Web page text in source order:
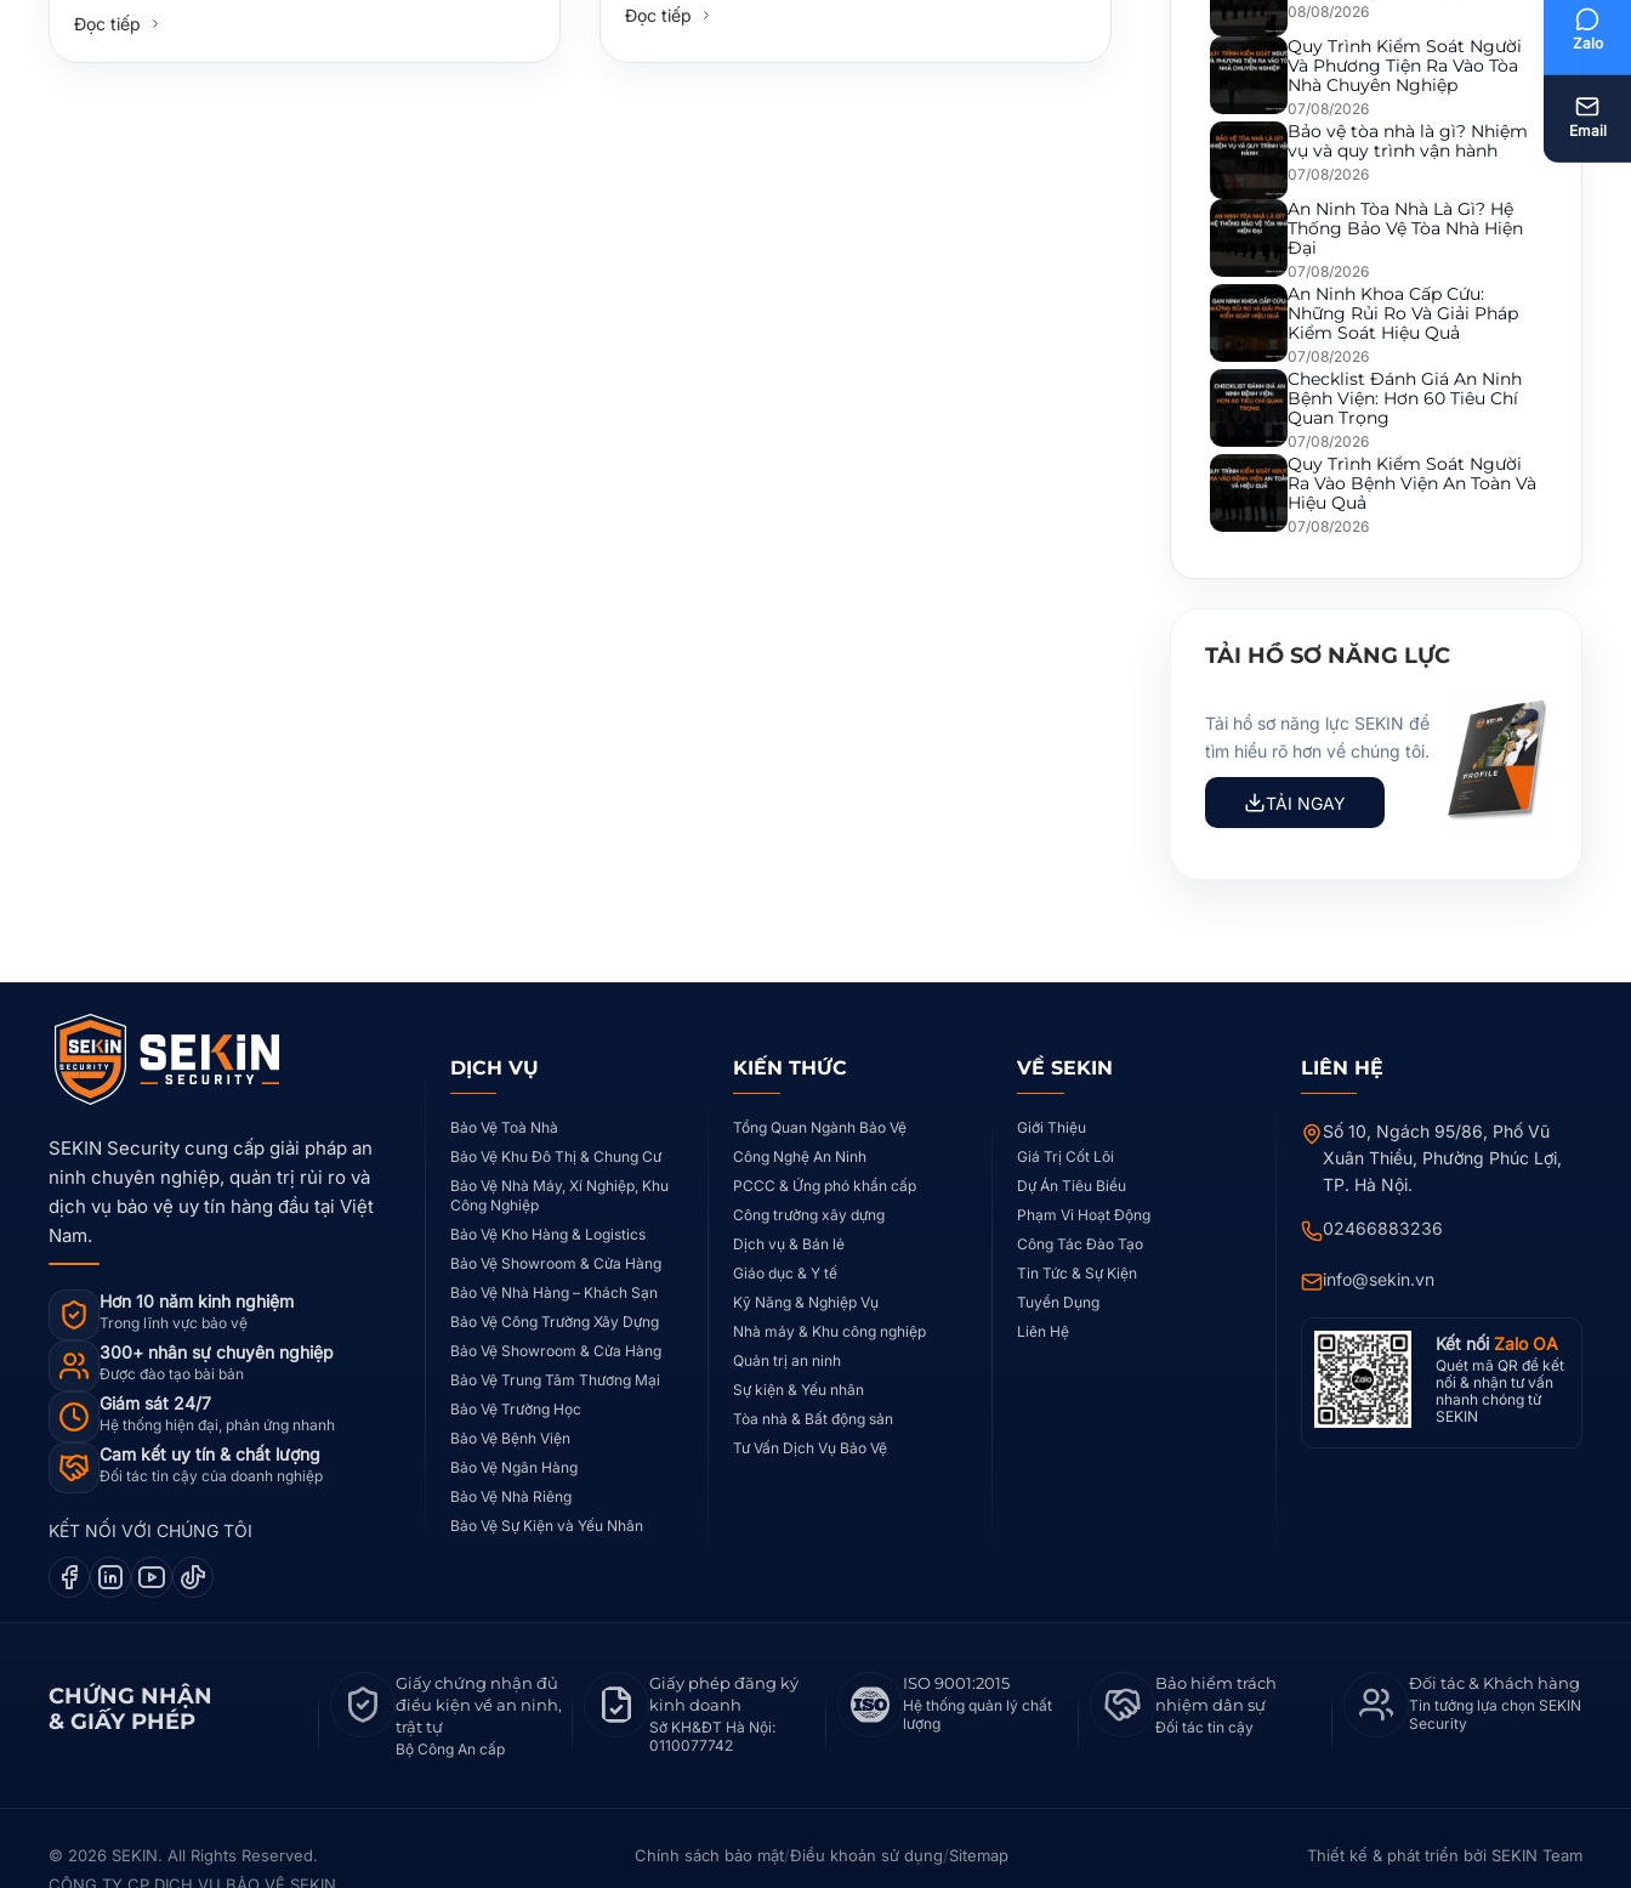
Zalo
Email
Zalo
Email
Đọc tiếp Đọc tiếp 08/08/2026
Quy Trình Kiểm Soát Người
Và Phương Tiện Ra Vào Tòa
Nhà Chuyên Nghiệp
07/08/2026
Bảo vệ tòa nhà là gì? Nhiệm
vụ và quy trình vận hành
07/08/2026
An Ninh Tòa Nhà Là Gì? Hệ
Thống Bảo Vệ Tòa Nhà Hiện
Đại
07/08/2026
An Ninh Khoa Cấp Cứu:
Những Rủi Ro Và Giải Pháp
Kiểm Soát Hiệu Quả
07/08/2026
Checklist Đánh Giá An Ninh
Bệnh Viện: Hơn 60 Tiêu Chí
Quan Trọng
07/08/2026
Quy Trình Kiểm Soát Người
Ra Vào Bệnh Viện An Toàn Và
Hiệu Quả
07/08/2026
TẢI HỒ SƠ NĂNG LỰC
Tải hồ sơ năng lực SEKIN để
tìm hiểu rõ hơn về chúng tôi.
TẢI NGAY
SEKIN Security cung cấp giải pháp an
ninh chuyên nghiệp, quản trị rủi ro và
dịch vụ bảo vệ uy tín hàng đầu tại Việt
Nam.
Hơn 10 năm kinh nghiệm
Trong lĩnh vực bảo vệ
300+ nhân sự chuyên nghiệp
Được đào tạo bài bản
Giám sát 24/7
Hệ thống hiện đại, phản ứng nhanh
Cam kết uy tín & chất lượng
Đối tác tin cậy của doanh nghiệp
KẾT NỐI VỚI CHÚNG TÔI
DỊCH VỤ
Bảo Vệ Toà Nhà
Bảo Vệ Khu Đô Thị & Chung Cư
Bảo Vệ Nhà Máy, Xí Nghiệp, Khu
Công Nghiệp
Bảo Vệ Kho Hàng & Logistics
Bảo Vệ Showroom & Cửa Hàng
Bảo Vệ Nhà Hàng – Khách Sạn
Bảo Vệ Công Trường Xây Dựng
Bảo Vệ Showroom & Cửa Hàng
Bảo Vệ Trung Tâm Thương Mại
Bảo Vệ Trường Học
Bảo Vệ Bệnh Viện
Bảo Vệ Ngân Hàng
Bảo Vệ Nhà Riêng
Bảo Vệ Sự Kiện và Yếu Nhân
KIẾN THỨC
Tổng Quan Ngành Bảo Vệ
Công Nghệ An Ninh
PCCC & Ứng phó khẩn cấp
Công trường xây dựng
Dịch vụ & Bán lẻ
Giáo dục & Y tế
Kỹ Năng & Nghiệp Vụ
Nhà máy & Khu công nghiệp
Quản trị an ninh
Sự kiện & Yếu nhân
Tòa nhà & Bất động sản
Tư Vấn Dịch Vụ Bảo Vệ
VỀ SEKIN
Giới Thiệu
Giá Trị Cốt Lõi
Dự Án Tiêu Biểu
Phạm Vi Hoạt Động
Công Tác Đào Tạo
Tin Tức & Sự Kiện
Tuyển Dụng
Liên Hệ
LIÊN HỆ
Số 10, Ngách 95/86, Phố Vũ
Xuân Thiều, Phường Phúc Lợi,
TP. Hà Nội.
02466883236
info@sekin.vn
Kết nối Zalo OA
Quét mã QR để kết
nối & nhận tư vấn
nhanh chóng từ
SEKIN
CHỨNG NHẬN
& GIẤY PHÉP
Giấy chứng nhận đủ
điều kiện về an ninh,
trật tự
Bộ Công An cấp
Giấy phép đăng ký
kinh doanh
Sở KH&ĐT Hà Nội:
0110077742
ISO 9001:2015
Hệ thống quản lý chất
lượng
Bảo hiểm trách
nhiệm dân sự
Đối tác tin cậy
Đối tác & Khách hàng
Tin tưởng lựa chọn SEKIN
Security
© 2026 SEKIN. All Rights Reserved.
CÔNG TY CP DỊCH VỤ BẢO VỆ SEKIN
Chính sách bảo mật/Điều khoản sử dụng/Sitemap Thiết kế & phát triển bởi SEKIN Team